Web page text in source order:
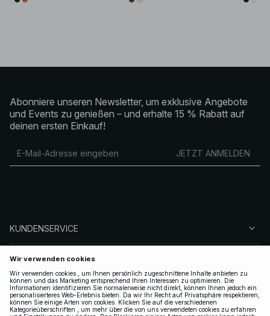
Abonniere unseren Newsletter, um exklusive Angebote
und Events zu genießen – und erhalte 15 % Rabatt auf
deinen ersten Einkauf!
JETZT ANMELDEN
KUNDENSERVICE
ÜBER NA-KD
FOLGEN SIE UNS